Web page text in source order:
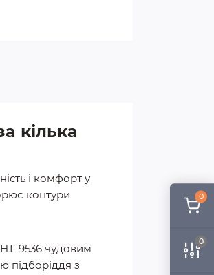
0
0
кілька
і комфорт у
контури
9536 чудовим
підборіддя з